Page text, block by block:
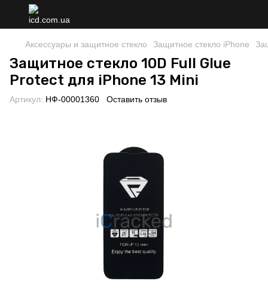
Аксессуары и защитное стекло Защитное стекло iPhone
Защитное стекло 10D Full Glue
Protect для iPhone 13 Mini
Артикул: НФ-00001360 Оставить отзыв